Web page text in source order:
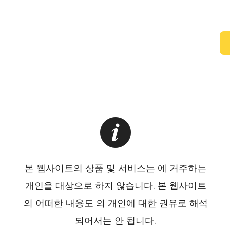
본 웹사이트의 상품 및 서비스는 에 거주하는
개인을 대상으로 하지 않습니다. 본 웹사이트
의 어떠한 내용도 의 개인에 대한 권유로 해석
되어서는 안 됩니다.